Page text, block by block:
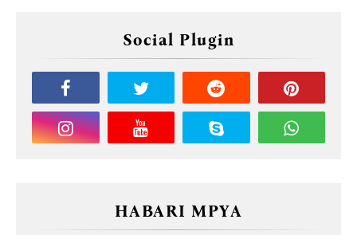
Social Plugin
HABARI MPYA